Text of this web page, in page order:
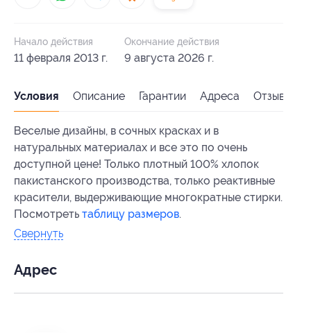
Начало действия
11 февраля 2013 г.
Окончание действия
9 августа 2026 г.
Условия Описание Гарантии Адреса Отзывы
Веселые дизайны, в сочных красках и в
натуральных материалах и все это по очень
доступной цене! Только плотный 100% хлопок
пакистанского производства, только реактивные
красители, выдерживающие многократные стирки.
Посмотреть таблицу размеров.
Свернуть
Адрес